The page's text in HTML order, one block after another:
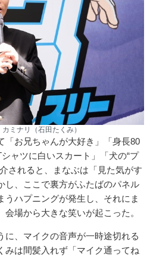
ミナリ（石田たくみ）
「お兄ちゃんが大好き」「身長80
ャツに白いスカート」「犬の“プ
されると、まなぶは「見た気がす
し、ここで裏方がふたばのパネル
うハプニングが発生し、それにま
場から大きな笑いが起こった。
に、マイクの音声が一時途切れる
みは間髪入れず「マイク通ってね